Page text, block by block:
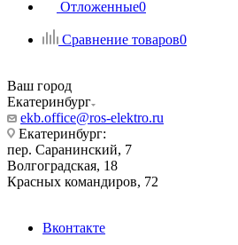
Отложенные0
Сравнение товаров0
Ваш город
Екатеринбург
ekb.office@ros-elektro.ru
Екатеринбург:
пер. Саранинский, 7
Волгоградская, 18
Красных командиров, 72
Вконтакте